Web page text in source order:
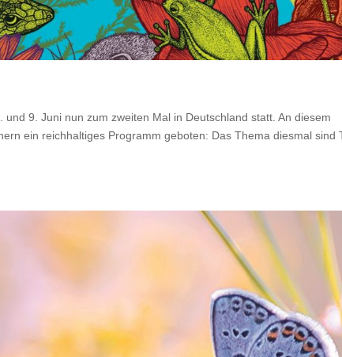
und 9. Juni nun zum zweiten Mal in Deutschland statt. An diesem
ein reichhaltiges Programm geboten: Das Thema diesmal sind